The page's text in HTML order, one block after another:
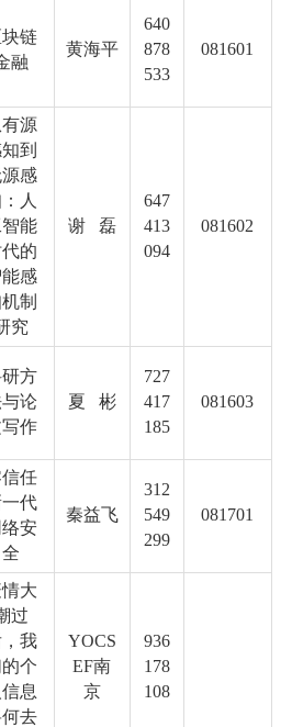
块链
融
黄海平
640
878
533
081601
有源
到
感
人
能
的
感
制
究
谢 磊
647
413
094
081602
方
论
作
夏 彬
727
417
185
081603
任
代
络安
全
秦益飞
312
549
299
081701
大
过
，我
个
信息
去
YOCS
EF南
京
936
178
108